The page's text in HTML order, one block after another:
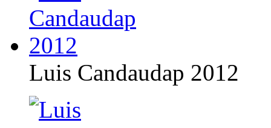
Luis Candaudap 2012